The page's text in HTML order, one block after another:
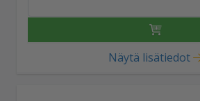
Näytä lisätiedot